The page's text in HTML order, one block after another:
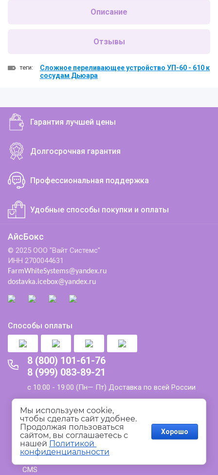
Описание
Отзывы
теги:
Сложное переливающее устройство УП-60 - 610 к
сосудам Дьюара
Гарантия лучшей цены
Долгосрочная гарантия
Профессиональная поддержка
Удобные способы покупки и оплаты
АйсБокс
© 2025 ООО "Вайт Системс"
ИНН 2700044631
FarmWhiteSystems@yandex.ru
dostavka.icebox@yandex.ru
Способы оплаты
8 (800) 101-61-76
8 (999) 083-89-21
с 10:00 - 19:00 (Пн— Пт) Доставка по всей России
Политика конфиденциальности
Пользовательское соглашение
CMS
Мы используем cookie,
чтобы сделать сайт удобнее.
Продолжая пользоваться
сайтом, вы соглашаетесь с
нашей Политикой
конфиденциальности
Хорошо